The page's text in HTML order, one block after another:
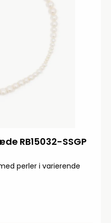
RB15032-SSGP
perler i varierende